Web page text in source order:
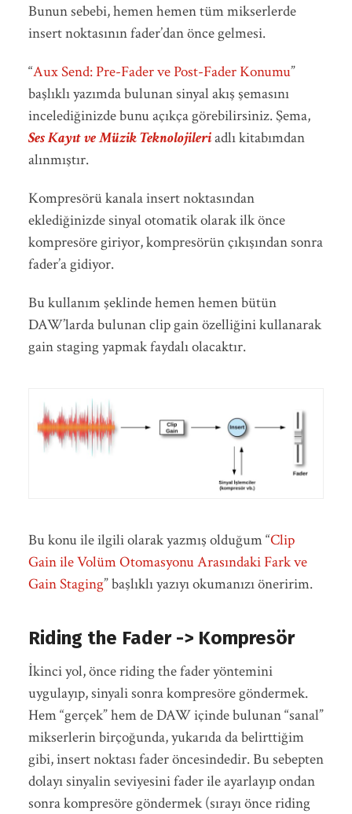
Bunun sebebi, hemen hemen tüm mikserlerde
insert noktasının fader’dan önce gelmesi.
“Aux Send: Pre-Fader ve Post-Fader Konumu”
başlıklı yazımda bulunan sinyal akış şemasını
incelediğinizde bunu açıkça görebilirsiniz. Şema,
Ses Kayıt ve Müzik Teknolojileriadlı kitabımdan
alınmıştır.
Kompresörü kanala insert noktasından
eklediğinizde sinyal otomatik olarak ilk önce
kompresöre giriyor, kompresörün çıkışından sonra
fader’a gidiyor.
Bu kullanım şeklinde hemen hemen bütün
DAW’larda bulunan clip gain özelliğini kullanarak
gain staging yapmak faydalı olacaktır.
Bu konu ile ilgili olarak yazmış olduğum “Clip
Gain ile Volüm Otomasyonu Arasındaki Fark ve
Gain Staging” başlıklı yazıyı okumanızı öneririm.
Riding the Fader -> Kompresör
İkinci yol, önce riding the fader yöntemini
uygulayıp, sinyali sonra kompresöre göndermek.
Hem “gerçek” hem de DAW içinde bulunan “sanal”
mikserlerin birçoğunda, yukarıda da belirttiğim
gibi, insert noktası fader öncesindedir. Bu sebepten
dolayı sinyalin seviyesini fader ile ayarlayıp ondan
sonra kompresöre göndermek (sırayı önce riding